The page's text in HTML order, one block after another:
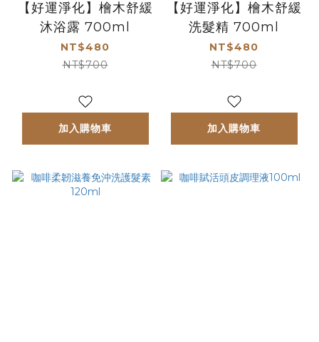
【好運淨化】檜木舒緩
沐浴露 700ml
NT$480
NT$700
加入購物車
【好運淨化】檜木舒緩
洗髮精 700ml
NT$480
NT$700
加入購物車